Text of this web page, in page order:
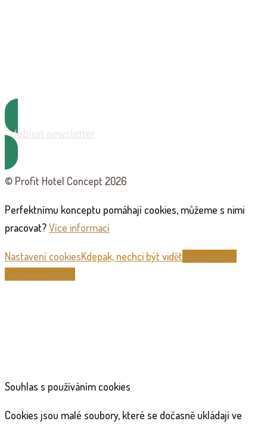
Odebírat newsletter
© Profit Hotel Concept 2026
Perfektnímu konceptu pomáhají cookies, můžeme s nimi
pracovat?Více informací
Nastavení cookiesKdepak, nechci být vidětSamozřejmě,
nemám problém
Souhlas s používáním cookies
Cookies jsou malé soubory, které se dočasně ukládají ve